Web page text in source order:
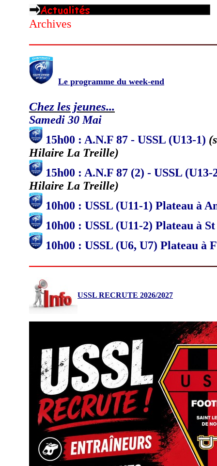
Archives
Le programme du week-end
Chez les jeunes...
Samedi 30 Mai
15h00 : A.N.F 87 - USSL (U13-1)
Hilaire La Treille)
15h00 : A.N.F 87 (2) - USSL
Hilaire La Treille)
10h00 : USSL (U11-1) Plateau à
10h00 : USSL (U11-2) Plateau à
10h00 : USSL (U6, U7) Plateau à
USSL RECRUTE 2026/2027